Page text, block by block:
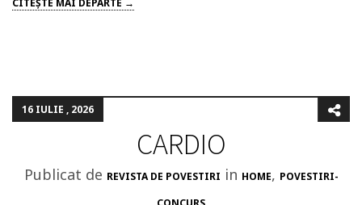
CITEŞTE MAI DEPARTE →
16 IULIE , 2026
CARDIO
Publicat de REVISTA DE POVESTIRI in HOME, POVESTIRI-